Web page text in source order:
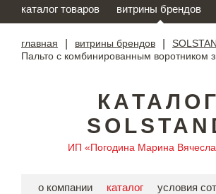
каталог товаров витрины брендов
главная витрины брендов
Пальто с комбинированным воротником
КАТАЛОГ
ИП «Погодина Марина
о компании каталог
условия